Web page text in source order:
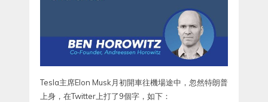
Tesla主席Elon Musk月初開車往機場途中，忽然特朗普
上身，在Twitter上打了9個字，如下：